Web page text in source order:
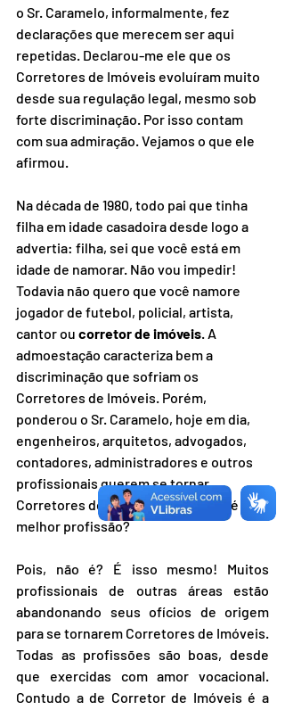
o Sr. Caramelo, informalmente, fez
declarações que merecem ser aqui
repetidas. Declarou-me ele que os
Corretores de Imóveis evoluíram muito
desde sua regulação legal, mesmo sob
forte discriminação. Por isso contam
com sua admiração. Vejamos o que ele
afirmou.
Na década de 1980, todo pai que tinha
filha em idade casadoira desde logo a
advertia: filha, sei que você está em
idade de namorar. Não vou impedir!
Todavia não quero que você namore
jogador de futebol, policial, artista,
cantor ou corretor de imóveis. A
admoestação caracteriza bem a
discriminação que sofriam os
Corretores de Imóveis. Porém,
ponderou o Sr. Caramelo, hoje em dia,
engenheiros, arquitetos, advogados,
contadores, administradores e outros
profissionais querem se tornar
Corretores de Imóveis. Qual então é a
melhor profissão?
Pois, não é? É isso mesmo! Muitos
profissionais de outras áreas estão
abandonando seus ofícios de origem
para se tornarem Corretores de Imóveis.
Todas as profissões são boas, desde
que exercidas com amor vocacional.
Contudo a de Corretor de Imóveis é a